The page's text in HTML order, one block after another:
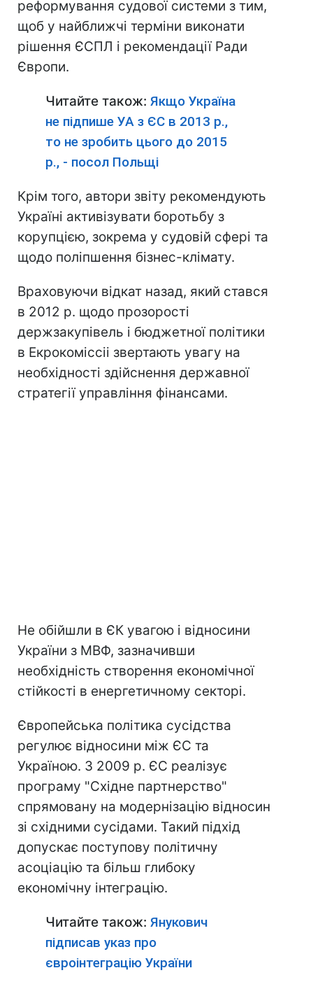
реформування судової системи з тим,
щоб у найближчі терміни виконати
рішення ЄСПЛ і рекомендації Ради
Європи.
Читайте також: Якщо Україна
не підпише УА з ЄС в 2013 р.,
то не зробить цього до 2015
р., - посол Польщі
Крім того, автори звіту рекомендують
Україні активізувати боротьбу з
корупцією, зокрема у судовій сфері та
щодо поліпшення бізнес-клімату.
Враховуючи відкат назад, який стався
в 2012 р. щодо прозорості
держзакупівель і бюджетної політики
в Екрокоміссіі звертають увагу на
необхідності здійснення державної
стратегії управління фінансами.
Не обійшли в ЄК увагою і відносини
України з МВФ, зазначивши
необхідність створення економічної
стійкості в енергетичному секторі.
Європейська політика сусідства
регулює відносини між ЄС та
Україною. З 2009 р. ЄС реалізує
програму "Східне партнерство"
спрямовану на модернізацію відносин
зі східними сусідами. Такий підхід
допускає поступову політичну
асоціацію та більш глибоку
економічну інтеграцію.
Читайте також: Янукович
підписав указ про
євроінтеграцію України